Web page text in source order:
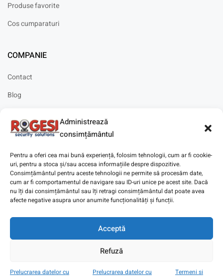
Administrează
consimțământul
Pentru a oferi cea mai bună experiență, folosim tehnologii, cum ar fi cookie-
uri, pentru a stoca și/sau accesa informațiile despre dispozitive.
Consimțământul pentru aceste tehnologii ne permite să procesăm date,
cum ar fi comportamentul de navigare sau ID-uri unice pe acest site. Dacă
nu îți dai consimțământul sau îți retragi consimțământul dat poate avea
afecte negative asupra unor anumite funcționalități și funcții.
Acceptă
Refuză
Prelucrarea datelor cu Prelucrarea datelor cu Termeni si
Produse favorite
Cos cumparaturi
COMPANIE
Contact
Blog
Solicitare instalare
Copyright © 2025Digitaz.